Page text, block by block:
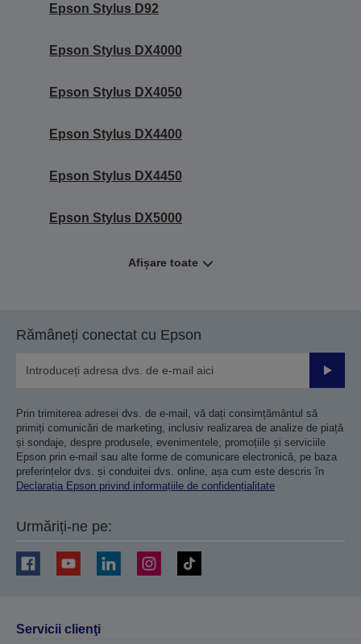
Epson Stylus D92
Epson Stylus DX4000
Epson Stylus DX4050
Epson Stylus DX4400
Epson Stylus DX4450
Epson Stylus DX5000
Afișare toate
Rămâneți conectat cu Epson
Prin trimiterea adresei dvs. de e-mail, vă dați consimțământul să
primiți comunicări de marketing, inclusiv realizarea de analize de piață
și sondaje, despre produsele, evenimentele, promoțiile și serviciile
Epson prin e-mail sau alte forme de comunicare electronică, pe baza
preferințelor dvs. și conduitei dvs. online, așa cum este descris în
Declarația Epson privind informațiile de confidențialitate
Urmăriți-ne pe:
Servicii clienţi